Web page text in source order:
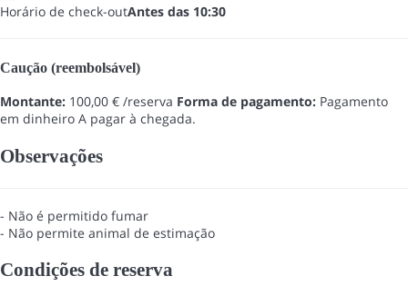
Horário de check-outAntes das 10:30
Caução (reembolsável)
Montante: 100,00 € /reserva Forma de pagamento: Pagamento
em dinheiro A pagar à chegada.
Observações
- Não é permitido fumar
- Não permite animal de estimação
Condições de reserva